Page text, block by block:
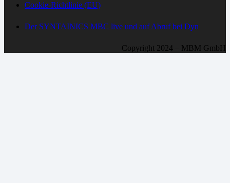
Cookie-Richtlinie (EU)
Der SYNTAINICS MBC live und auf Abruf bei Dyn
Copyright 2024 – MBM GmbH